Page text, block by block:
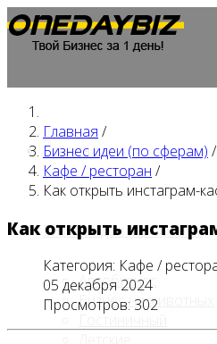
Главная
Бизнес идеи (по сферам)
Автобизнес
Бизнес на животных
Гостиничный
Главная /
Бизнес идеи (по сферам) /
Кафе / ресторан /
Как открыть инстаграм-
Как открыть
Категория: Кафе /
05 декабря 2024
Просмотров: 302